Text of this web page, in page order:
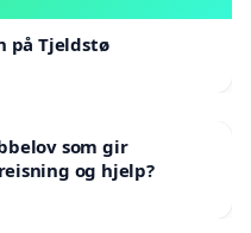
på Tjeldstø
som gir
og hjelp?